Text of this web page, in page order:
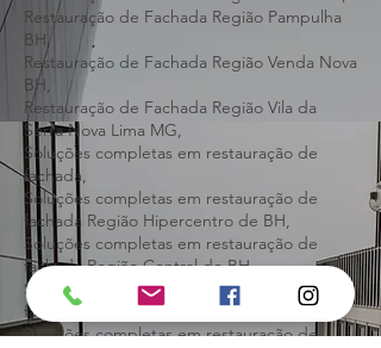
Restauração de Fachada Região Norte BH,
Restauração de Fachada Região Oeste BH,
Restauração de Fachada Região Pampulha
BH,
Restauração de Fachada Região Venda Nova
BH,
Restauração de Fachada Região Vila da
Serra Nova Lima MG,
Soluções completas em restauração de
fachada,
Soluções completas em restauração de
fachada Região Hipercentro de BH,
Soluções completas em restauração de
fachada Região Central de BH,
Soluções completas em restauração de